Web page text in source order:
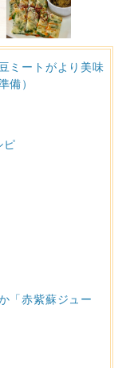
ミートがより美味
備）
ピ
「赤紫蘇ジュー